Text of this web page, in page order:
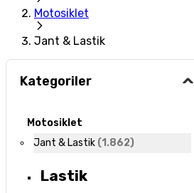
Motosiklet
Jant & Lastik
Kategoriler
Motosiklet
Jant & Lastik (1.862)
Lastik